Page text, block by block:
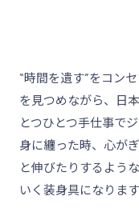
“時間を遺す”をコン
を見つめながら、日
とつひとつ手仕事で
身に纏った時、心が
と伸びたりするよう
いく装身具になります